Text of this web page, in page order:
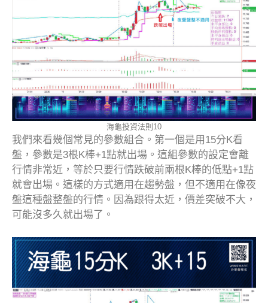
海龜投資法則10
我們來看幾個常見的參數組合。第一個是用15分K看
盤，參數是3根K棒+1點就出場。這組參數的設定會離
行情非常近，等於只要行情跌破前兩根K棒的低點+1點
就會出場。這樣的方式適用在趨勢盤，但不適用在像夜
盤這種盤整盤的行情。因為跟得太近，價差突破不大，
可能沒多久就出場了。